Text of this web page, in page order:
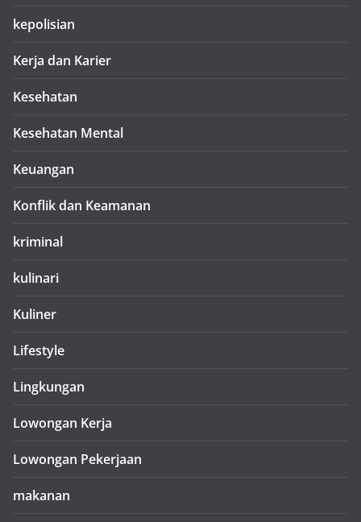
kepolisian
Kerja dan Karier
Kesehatan
Kesehatan Mental
Keuangan
Konflik dan Keamanan
kriminal
kulinari
Kuliner
Lifestyle
Lingkungan
Lowongan Kerja
Lowongan Pekerjaan
makanan